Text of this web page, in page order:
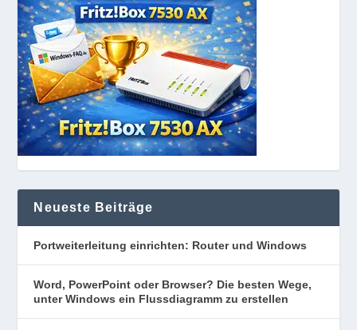
Neueste Beiträge
Portweiterleitung einrichten: Router und Windows
Word, PowerPoint oder Browser? Die besten Wege,
unter Windows ein Flussdiagramm zu erstellen